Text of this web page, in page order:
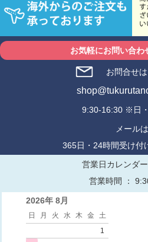
お気軽にお問い合わ
お問合せ
9:30-16:30 ※日
メールは
365日・24時間受け付
営業日カレンダー
営業時間 ：
2026年 8月
日 月 火 水 木 金
土
1